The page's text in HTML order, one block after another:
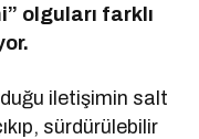
olguları farklı
iletişimin salt
sürdürülebilir